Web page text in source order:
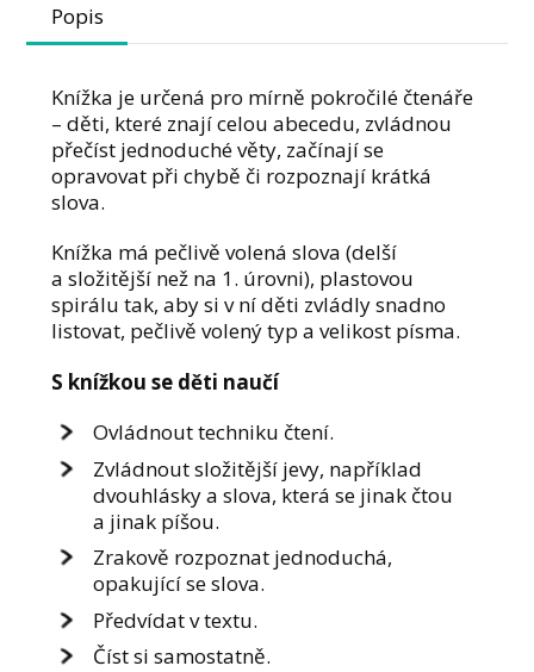
Popis
Knížka je určená pro mírně pokročilé čtenáře
– děti, které znají celou abecedu, zvládnou
přečíst jednoduché věty, začínají se
opravovat při chybě či rozpoznají krátká
slova.
Knížka má pečlivě volená slova (delší
a složitější než na 1. úrovni), plastovou
spirálu tak, aby si v ní děti zvládly snadno
listovat, pečlivě volený typ a velikost písma.
S knížkou se děti naučí
Ovládnout techniku čtení.
Zvládnout složitější jevy, například
dvouhlásky a slova, která se jinak čtou
a jinak píšou.
Zrakově rozpoznat jednoduchá,
opakující se slova.
Předvídat v textu.
Číst si samostatně.